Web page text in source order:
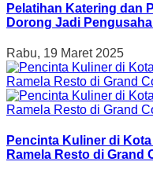
Pelatihan Katering dan
Dorong Jadi
Rabu, 19 Maret 2025
Pencinta Kuliner di
Ramela Resto di Grand